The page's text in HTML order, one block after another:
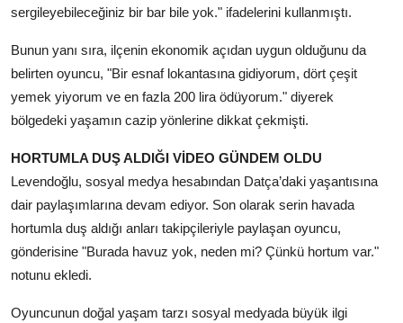
sergileyebileceğiniz bir bar bile yok." ifadelerini kullanmıştı.
Bunun yanı sıra, ilçenin ekonomik açıdan uygun olduğunu da
belirten oyuncu, "Bir esnaf lokantasına gidiyorum, dört çeşit
yemek yiyorum ve en fazla 200 lira ödüyorum." diyerek
bölgedeki yaşamın cazip yönlerine dikkat çekmişti.
HORTUMLA DUŞ ALDIĞI VİDEO GÜNDEM OLDU
Levendoğlu, sosyal medya hesabından Datça’daki yaşantısına
dair paylaşımlarına devam ediyor. Son olarak serin havada
hortumla duş aldığı anları takipçileriyle paylaşan oyuncu,
gönderisine "Burada havuz yok, neden mi? Çünkü hortum var."
notunu ekledi.
Oyuncunun doğal yaşam tarzı sosyal medyada büyük ilgi